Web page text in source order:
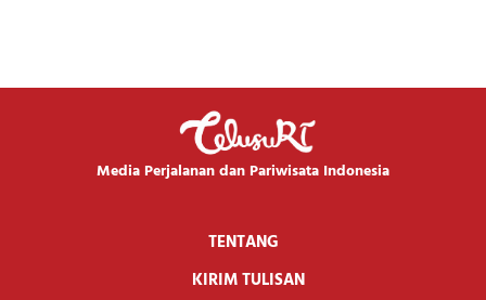
Media Perjalanan dan Pariwisata Indonesia
TENTANG
KIRIM TULISAN